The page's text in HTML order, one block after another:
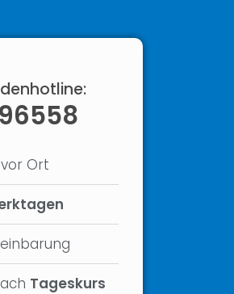
vor Ort
Tageskurs